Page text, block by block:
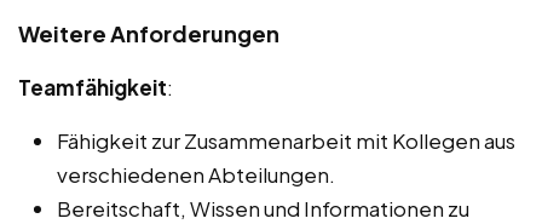
Weitere Anforderungen
Teamfähigkeit:
Fähigkeit zur Zusammenarbeit mit Kollegen aus
verschiedenen Abteilungen.
Bereitschaft, Wissen und Informationen zu